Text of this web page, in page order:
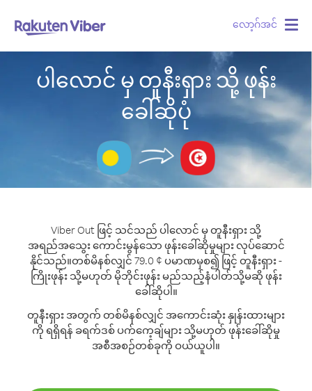
လော့ဂ်အင်
ပါလောင် မှ တူနီးရှား သို့ ဖုန်း
ခေါ်ဆိုပုံ
Viber Out ဖြင့် သင်သည် ပါလောင် မှ တူနီးရှား သို့
အရည်အသွေး ကောင်းမွန်သော ဖုန်းခေါ်ဆိုမှုများ လုပ်ဆောင်
နိုင်သည်။တစ်မိနစ်လျှင် 79.0 ¢ ပမာဏမှစ၍ ဖြင့် တူနီးရှား -
ကြိုးဖုန်း သို့မဟုတ် မိုဘိုင်းဖုန်း မည်သည့်နံပါတ်သို့မဆို ဖုန်း
ခေါ်ဆိုပါ။
တူနီးရှား အတွက် တစ်မိနစ်လျှင် အကောင်းဆုံး နှုန်းထားများ
ကို ရရှိရန် ခရက်ဒစ် ပက်ကေ့ချ်များ သို့မဟုတ် ဖုန်းခေါ်ဆိုမှု
အစီအစဉ်တစ်ခုကို ဝယ်ယူပါ။